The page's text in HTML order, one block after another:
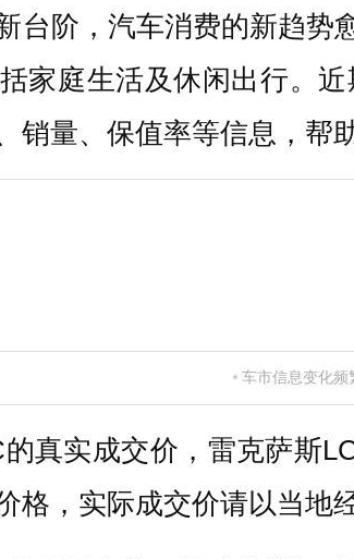
台阶，汽车消费的新趋
家庭生活及休闲出行。近
销量、保值率等信息，帮
车市信息变化频
真实成交价，雷克萨斯
格，实际成交价请以当地